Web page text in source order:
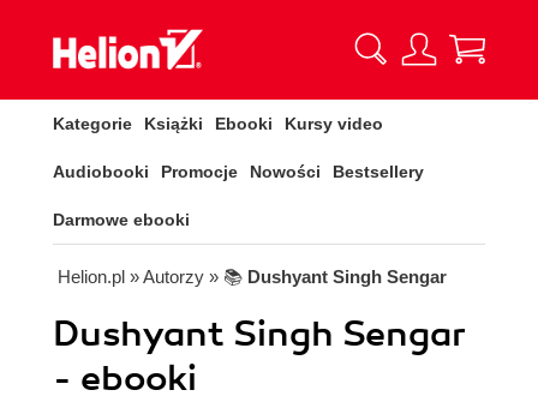
Kategorie Książki Ebooki Kursy video
Audiobooki Promocje Nowości Bestsellery
Darmowe ebooki
Helion.pl » Autorzy » 📚 Dushyant Singh Sengar
Dushyant Singh Sengar
- ebooki